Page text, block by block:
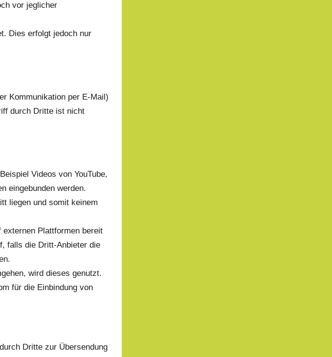
vor jeglicher
Dies erfolgt jedoch nur
Kommunikation per E-Mail)
durch Dritte ist nicht
Videos von YouTube,
eingebunden werden.
liegen und somit keinem
externen Plattformen bereit
falls die Dritt-Anbieter die
wird dieses genutzt.
für die Einbindung von
Dritte zur Übersendung